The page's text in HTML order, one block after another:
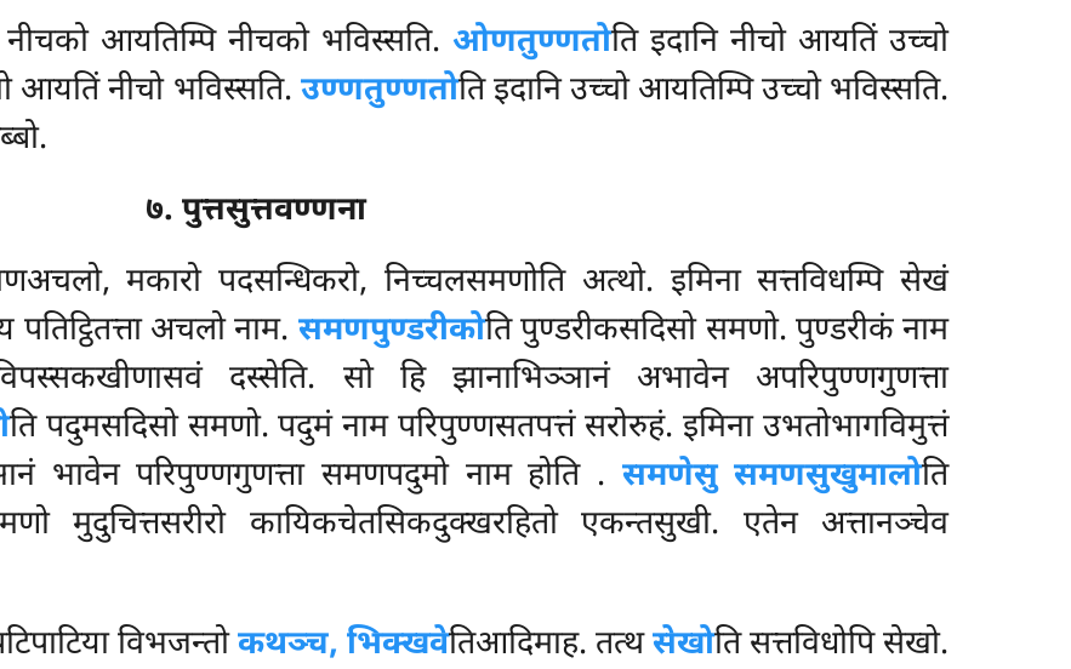
नीचको आयतिम्पि नीचको भविस्सति. ओणतुण्णतोति इदानि नीचो आयतिं उच्चो
आयतिं नीचो भविस्सति. उण्णतुण्णतोतिइदानि उच्चो आयतिम्पि उच्चो भविस्सति.
७. पुत्तसुत्तवण्णना
मकारो पदसन्धिकरो, निच्चलसमणोति अत्थो. इमिना सत्तविधम्पि सेखं
अचलो नाम. समणपुण्डरीकोति पुण्डरीकसदिसो समणो. पुण्डरीकं नाम
दस्सेति. सो हि झानाभिञ्ञानं अभावेन अपरिपुण्णगुणत्ता
ति पदुमसदिसो समणो. पदुमं नाम परिपुण्णसतपत्तं सरोरुहं. इमिना उभतोभागविमुत्तं
भावेन परिपुण्णगुणत्ता समणपदुमो नाम होति . समणेसु समणसुखुमालोति
कायिकचेतसिकदुक्खरहितो एकन्तसुखी. एतेन अत्तानञ्चेव
विभजन्तोकथञ्च, भिक्खवेतिआदिमाह. तत्थसेखोति सत्तविधोपि सेखो.